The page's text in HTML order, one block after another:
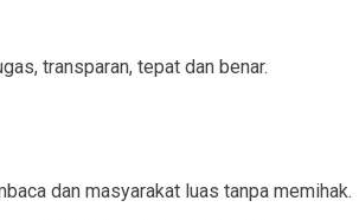
transparan, tepat dan benar.
dan masyarakat luas tanpa memihak.